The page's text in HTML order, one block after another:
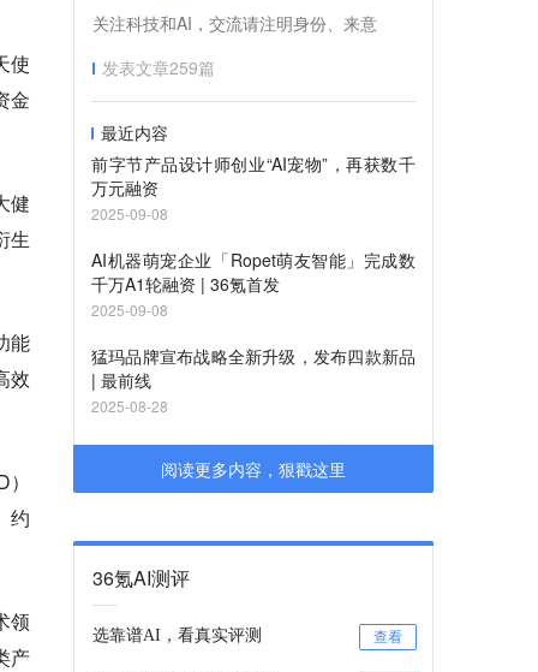
使
金
健
生
能
效
约
领
产
关注科技和AI，交流请注明身份、来意
发表文章259篇
最近内容
前字节产品设计师创业“AI宠物”，再获数千
万元融资
2025-09-08
AI机器萌宠企业「Ropet萌友智能」完成数
千万A1轮融资 | 36氪首发
2025-09-08
猛玛品牌宣布战略全新升级，发布四款新品
| 最前线
2025-08-28
阅读更多内容，狠戳这里
36氪AI测评
选靠谱AI，看真实评测 查看